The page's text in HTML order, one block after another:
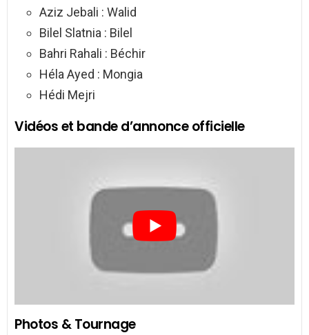
Aziz Jebali : Walid
Bilel Slatnia : Bilel
Bahri Rahali : Béchir
Héla Ayed : Mongia
Hédi Mejri
Vidéos et bande d’annonce officielle
Photos & Tournage